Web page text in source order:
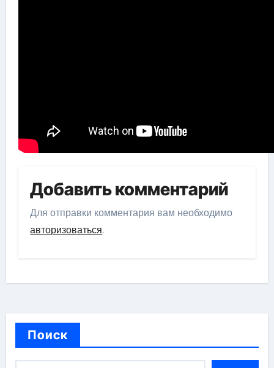
Добавить комментарий
Для отправки комментария вам необходимо
авторизоваться.
Поиск